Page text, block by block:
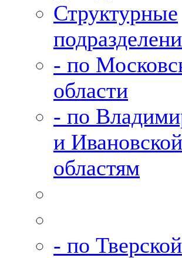
Структурные
- по
области
- по
и Ивановской
областям
- по Тверской